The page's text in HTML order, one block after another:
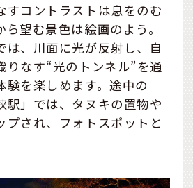
すコントラストは息をのむ
望む景色は絵画のよう。
は、川面に光が反射し、自
りなす“光のトンネル”を通
験を楽しめます。途中の
駅」では、タヌキの置物や
プされ、フォトスポットと